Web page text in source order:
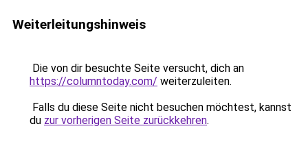
Weiterleitungshinweis
Die von dir besuchte Seite versucht, dich an
https://columntoday.com/ weiterzuleiten.
Falls du diese Seite nicht besuchen möchtest, kannst
du zur vorherigen Seite zurückkehren.